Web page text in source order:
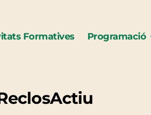
Formatives Programació